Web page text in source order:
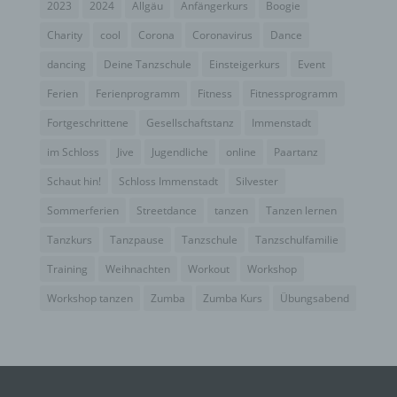
2023 2024 Allgäu Anfängerkurs
Boogie
Charity
cool Corona Coronavirus
Dance
dancing
Deine Tanzschule Einsteigerkurs
Event
Ferien
Ferienprogramm Fitness
Fitnessprogramm
Fortgeschrittene
Gesellschaftstanz
Immenstadt
im Schloss
Jive Jugendliche online
Paartanz
Schaut hin!
Schloss Immenstadt
Silvester
Sommerferien
Streetdance tanzen
Tanzen lernen
Tanzkurs
Tanzpause Tanzschule
Tanzschulfamilie
Training
Weihnachten Workout
Workshop
Workshop tanzen
Zumba Zumba Kurs Übungsabend
D) EINSCHRÄNKUNG DER VERARBEITUNG
gespeicherter personenbezogener Daten mit dem
Verarbeitung personenbezogener Daten, die darin
verwendet werden, um bestimmte persönliche
beziehen, zu bewerten, insbesondere, um Aspekte
Gesundheit, persönlicher Vorlieben, Interessen,